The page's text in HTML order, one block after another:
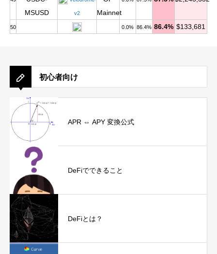
MSUSD
v2
Mainnet
50 0.0% 86.4% 86.4% $133,681
初心者向け
APR ⇔ APY 変換公式
DeFiでできること
DeFiとは？